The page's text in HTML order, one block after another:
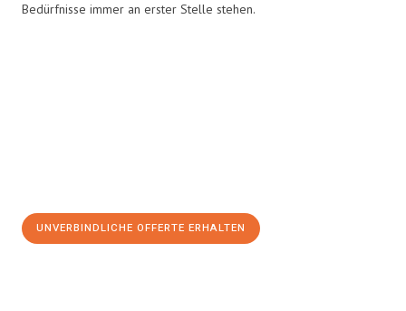
Bedürfnisse immer an erster Stelle stehen.
UNVERBINDLICHE OFFERTE ERHALTEN